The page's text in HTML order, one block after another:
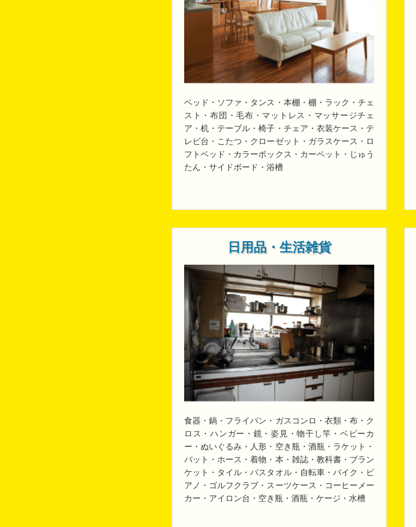
ベッド・ソファ・タンス・本棚・棚・ラック・チェ
スト・布団・毛布・マットレス・マッサージチェ
ア・机・テーブル・椅子・チェア・衣装ケース・テ
レビ台・こたつ・クローゼット・ガラスケース・ロ
フトベッド・カラーボックス・カーペット・じゅう
たん・サイドボード・浴槽
日用品・生活雑貨
食器・鍋・フライパン・ガスコンロ・衣類・布・ク
ロス・ハンガー・鏡・姿見・物干し竿・ベビーカ
ー・ぬいぐるみ・人形・空き瓶・酒瓶・ラケット・
バット・ホース・着物・本・雑誌・教科書・ブラン
ケット・タイル・バスタオル・自転車・バイク・ピ
アノ・ゴルフクラブ・スーツケース・コーヒーメー
カー・アイロン台・空き瓶・酒瓶・ケージ・水槽